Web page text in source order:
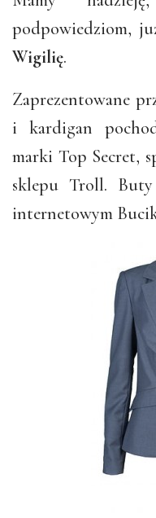
podpowiedziom,
Wigilię.
Zaprezentowane
i kardigan
marki Top Secret,
sklepu Troll.
internetowym